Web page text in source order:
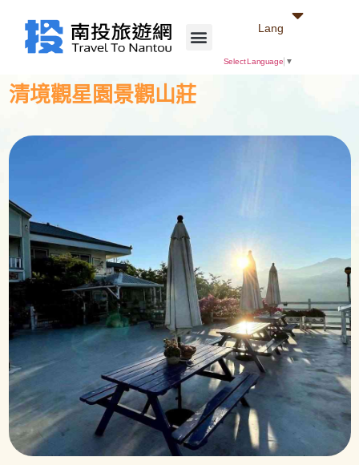
Lang
Select Language ▼
清境觀星園景觀山莊